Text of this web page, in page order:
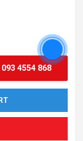
4554 868